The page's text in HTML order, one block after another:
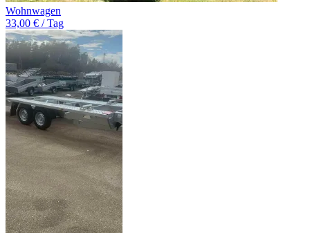
Wohnwagen
33,00 € / Tag